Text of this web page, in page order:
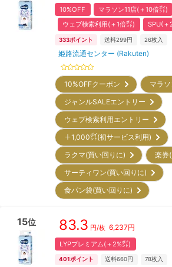
10%OFF マラソン11店(＋10倍㌽)
ウェブ検索利用(＋1倍㌽)
SPU(＋
333ポイント 送料299円 26枚入
姫路流通センター (Rakuten)
10%OFFクーポン
マラ
ジャンルSALEエントリー
ウェブ検索利用エントリー
＋1,000㌽(初サービス利用)
ラクマ(買い回りに)
楽券
サーティワン(買い回りに)
食パン袋(買い回りに)
15位 83.3 円/枚 6,237円
LYPプレミアム(＋2%㌽)
401ポイント 送料660円 78枚入